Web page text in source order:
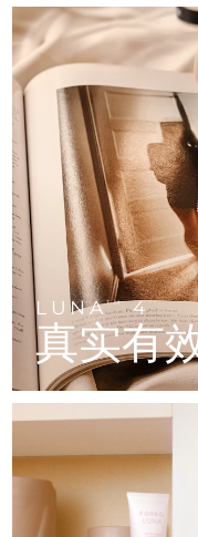
LUNATM4
真实有
For
For
For
All
面部
All
Near-
device
Red
UFO™
面膜
UFO™
All
issa™
Smart
issa™
Hybrid
issa™
For
issa™
ISSA™
All
抗老
FAQ™
Clinical
FAQ™
LED
LED
FAQ™
Anti-
FAQ™
Anti-
生发
FAQ™
LED
Scalp
FAQ™
All
FAQ™
Full-
Full-
保健品
NEW
专业治疗
加拿大
智利
中国
哥伦比亚
克罗地亚
塞浦路斯
捷克
丹麦
芬兰